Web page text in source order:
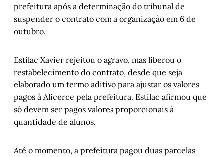
prefeitura após a determinação do tribunal de
suspender o contrato com a organização em 6 de
outubro.
Estilac Xavier rejeitou o agravo, mas liberou o
restabelecimento do contrato, desde que seja
elaborado um termo aditivo para ajustar os valores
pagos à Alicerce pela prefeitura. Estilac afirmou que
só devem ser pagos valores proporcionais à
quantidade de alunos.
Até o momento, a prefeitura pagou duas parcelas